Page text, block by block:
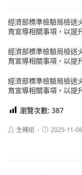
經濟部標準檢驗局檢送
育宣導相關事項，以提
經濟部標準檢驗局檢送
育宣導相關事項，以提
經濟部標準檢驗局檢送
育宣導相關事項，以提
瀏覽次數: 387
Post生輔組
Post2025-11-06